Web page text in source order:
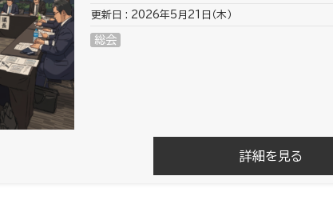
更新日 : 2026年5月21日（木）
総会
詳細を見る